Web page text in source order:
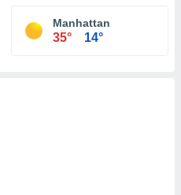
Manhattan
35° 14°